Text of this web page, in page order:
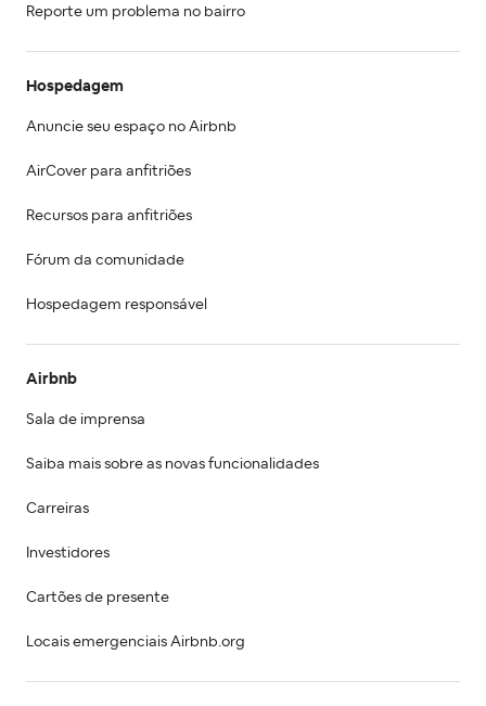
Reporte um problema no bairro
Hospedagem
Anuncie seu espaço no Airbnb
AirCover para anfitriões
Recursos para anfitriões
Fórum da comunidade
Hospedagem responsável
Airbnb
Sala de imprensa
Saiba mais sobre as novas funcionalidades
Carreiras
Investidores
Cartões de presente
Locais emergenciais Airbnb.org